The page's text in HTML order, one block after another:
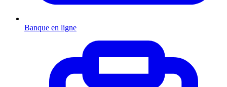
Banque en ligne